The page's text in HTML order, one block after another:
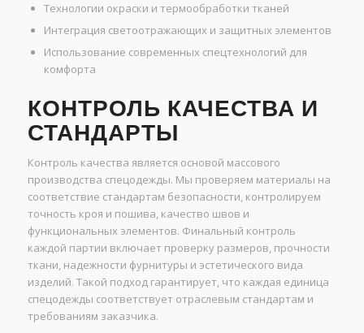
Технологии окраски и термообработки тканей
Интеграция светоотражающих и защитных элементов
Использование современных спецтехнологий для
комфорта
КОНТРОЛЬ КАЧЕСТВА И
СТАНДАРТЫ
Контроль качества является основой массового
производства спецодежды. Мы проверяем материалы на
соответствие стандартам безопасности, контролируем
точность кроя и пошива, качество швов и
функциональных элементов. Финальный контроль
каждой партии включает проверку размеров, прочности
ткани, надежности фурнитуры и эстетического вида
изделий. Такой подход гарантирует, что каждая единица
спецодежды соответствует отраслевым стандартам и
требованиям заказчика.